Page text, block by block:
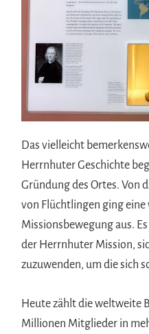
Das vielleicht
Herrnhuter Geschichte
Gründung des Ortes. Von
von Flüchtlingen ging
Missionsbewegung aus.
der Herrnhuter Mission,
zuzuwenden, um die sich
Heute zählt die weltweite
Millionen Mitglieder in